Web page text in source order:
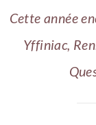
Cette année
Yffiniac,